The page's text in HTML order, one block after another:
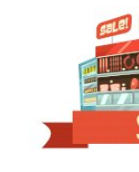
Dec 20,
本番環境での機械学
や企業間で標準化さ
とんどの機械学習シ